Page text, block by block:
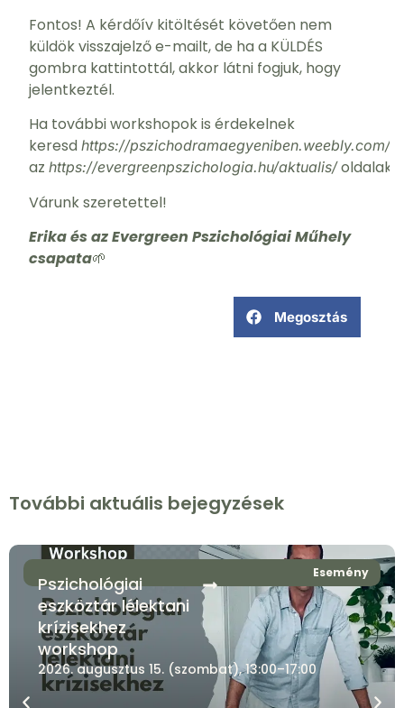
Fontos! A kérdőív kitöltését követően nem
küldök visszajelző e-mailt, de ha a KÜLDÉS
gombra kattintottál, akkor látni fogjuk, hogy
jelentkeztél.
Ha további workshopok is érdekelnek
keresd https://pszichodramaegyeniben.weebly.com/
az https://evergreenpszichologia.hu/aktualis/
Várunk szeretettel!
Erika és az Evergreen Pszichológiai Műhely
csapata🌱
Megosztás
További aktuális bejegyzések
Esemény
Pszichológiai
eszköztár lélektani
krízisekhez
workshop
2026. augusztus 15. (szombat), 13:00–17:00